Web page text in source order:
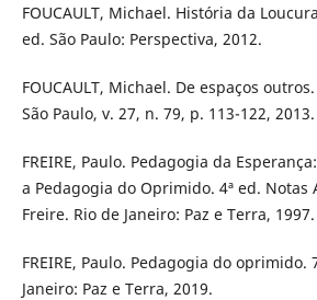
FOUCAULT, Michael. História da
ed. São Paulo: Perspectiva, 2012.
FOUCAULT, Michael. De espaços
São Paulo, v. 27, n. 79, p. 113-122, 2013.
FREIRE, Paulo. Pedagogia da
a Pedagogia do Oprimido. 4ª ed. Notas
Freire. Rio de Janeiro: Paz e Terra, 1997.
FREIRE, Paulo. Pedagogia do oprimido.
Janeiro: Paz e Terra, 2019.